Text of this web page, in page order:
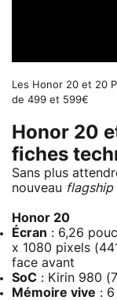
Les Honor 20 et 20
de 499 et 599€
Honor 20
fiches
Sans plus
nouveau flagship
Honor 20
Écran : 6,26
x 1080 pixels
face avant
SoC : Kirin 980
Mémoire vive : 6